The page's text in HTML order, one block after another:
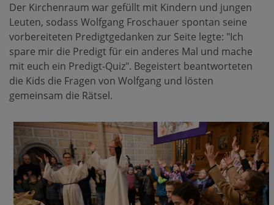
Der Kirchenraum war gefüllt mit Kindern und jungen
Leuten, sodass Wolfgang Froschauer spontan seine
vorbereiteten Predigtgedanken zur Seite legte: "Ich
spare mir die Predigt für ein anderes Mal und mache
mit euch ein Predigt-Quiz". Begeistert beantworteten
die Kids die Fragen von Wolfgang und lösten
gemeinsam die Rätsel.